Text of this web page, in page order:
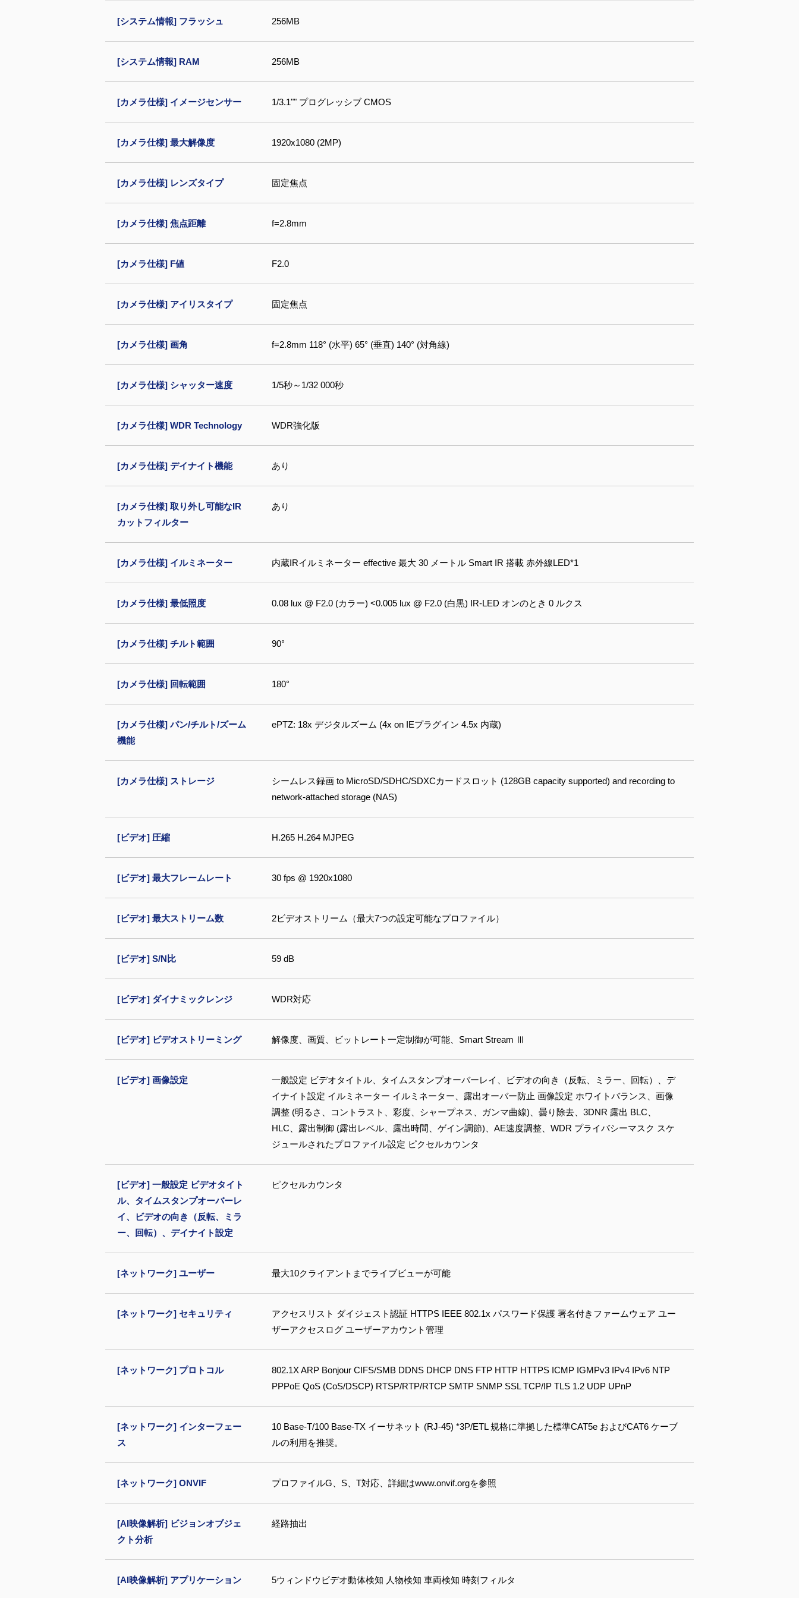
[システム情報] フラッシュ 256MB
[システム情報] RAM 256MB
[カメラ仕様] イメージセンサー 1/3.1"" プログレッシブ CMOS
[カメラ仕様] 最大解像度 1920x1080 (2MP)
[カメラ仕様] レンズタイプ 固定焦点
[カメラ仕様] 焦点距離 f=2.8mm
[カメラ仕様] F値 F2.0
[カメラ仕様] アイリスタイプ 固定焦点
[カメラ仕様] 画角 f=2.8mm 118° (水平) 65° (垂直) 140° (対角線)
[カメラ仕様] シャッター速度 1/5秒～1/32 000秒
[カメラ仕様] WDR Technology WDR強化版
[カメラ仕様] デイナイト機能 あり
[カメラ仕様] 取り外し可能なIR
カットフィルター
あり
[カメラ仕様] イルミネーター 内蔵IRイルミネーター effective 最大 30 メートル Smart IR 搭載 赤外線LED*1
[カメラ仕様] 最低照度 0.08 lux @ F2.0 (カラー) <0.005 lux @ F2.0 (白黒) IR‐LED オンのとき 0 ルクス
[カメラ仕様] チルト範囲 90°
[カメラ仕様] 回転範囲 180°
[カメラ仕様] パン/チルト/ズーム
機能
ePTZ: 18x デジタルズーム (4x on IEプラグイン 4.5x 内蔵)
[カメラ仕様] ストレージ
シームレス録画 to MicroSD/SDHC/SDXCカードスロット (128GB capacity supported) and recording to
network-attached storage (NAS)
[ビデオ] 圧縮 H.265 H.264 MJPEG
[ビデオ] 最大フレームレート 30 fps @ 1920x1080
[ビデオ] 最大ストリーム数 2ビデオストリーム（最大7つの設定可能なプロファイル）
[ビデオ] S/N比 59 dB
[ビデオ] ダイナミックレンジ WDR対応
[ビデオ] ビデオストリーミング 解像度、画質、ビットレート一定制御が可能、Smart Stream Ⅲ
[ビデオ] 画像設定
一般設定 ビデオタイトル、タイムスタンプオーバーレイ、ビデオの向き（反転、ミラー、回転）、デ
イナイト設定 イルミネーター イルミネーター、露出オーバー防止 画像設定 ホワイトバランス、画像
調整 (明るさ、コントラスト、彩度、シャープネス、ガンマ曲線)、曇り除去、3DNR 露出 BLC、
HLC、露出制御 (露出レベル、露出時間、ゲイン調節)、AE速度調整、WDR プライバシーマスク スケ
ジュールされたプロファイル設定 ピクセルカウンタ
[ビデオ] 一般設定 ビデオタイト
ル、タイムスタンプオーバーレ
イ、ビデオの向き（反転、ミラ
ー、回転）、デイナイト設定
ピクセルカウンタ
[ネットワーク] ユーザー 最大10クライアントまでライブビューが可能
[ネットワーク] セキュリティ
アクセスリスト ダイジェスト認証 HTTPS IEEE 802.1x パスワード保護 署名付きファームウェア ユー
ザーアクセスログ ユーザーアカウント管理
[ネットワーク] プロトコル
802.1X ARP Bonjour CIFS/SMB DDNS DHCP DNS FTP HTTP HTTPS ICMP IGMPv3 IPv4 IPv6 NTP
PPPoE QoS (CoS/DSCP) RTSP/RTP/RTCP SMTP SNMP SSL TCP/IP TLS 1.2 UDP UPnP
[ネットワーク] インターフェー
ス
10 Base-T/100 Base-TX イーサネット (RJ-45) *3P/ETL 規格に準拠した標準CAT5e およびCAT6 ケーブ
ルの利用を推奨。
[ネットワーク] ONVIF プロファイルG、S、T対応、詳細はwww.onvif.orgを参照
[AI映像解析] ビジョンオブジェ
クト分析
経路抽出
[AI映像解析] アプリケーション 5ウィンドウビデオ動体検知 人物検知 車両検知 時刻フィルタ